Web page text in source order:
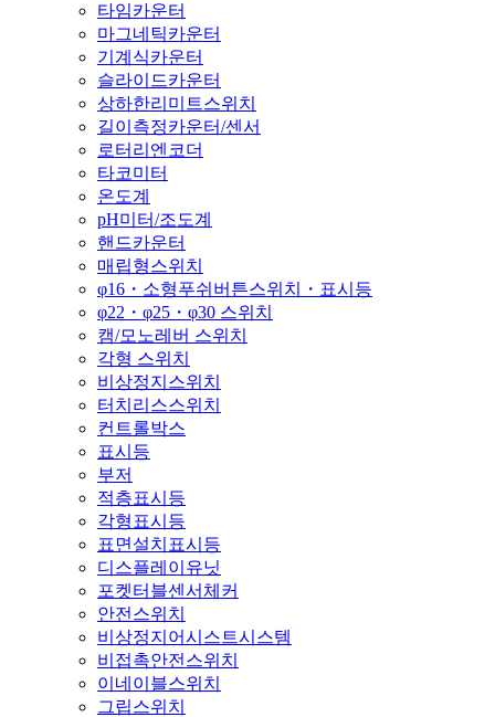
타임카운터
마그네틱카운터
기계식카운터
슬라이드카운터
상하한리미트스위치
길이측정카운터/센서
로터리엔코더
타코미터
온도계
pH미터/조도계
핸드카운터
매립형스위치
φ16・소형푸쉬버튼스위치・표시등
φ22・φ25・φ30 스위치
캠/모노레버 스위치
각형 스위치
비상정지스위치
터치리스스위치
컨트롤박스
표시등
부저
적층표시등
각형표시등
표면설치표시등
디스플레이유닛
포켓터블센서체커
안전스위치
비상정지어시스트시스템
비접촉안전스위치
이네이블스위치
그립스위치